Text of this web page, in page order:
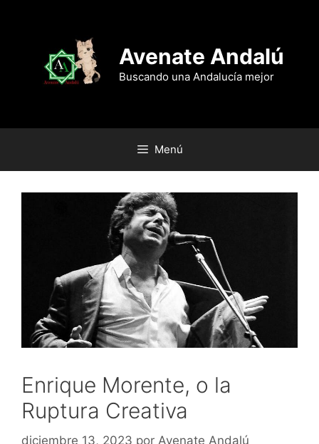
Avenate Andalú
Buscando una Andalucía mejor
Menú
Enrique Morente, o la
Ruptura Creativa
diciembre 13, 2023 por Avenate Andalú